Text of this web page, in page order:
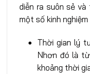
diễn ra suôn sẻ
một số kinh
Thời gian lý
Nhơn đó là
khoảng thời